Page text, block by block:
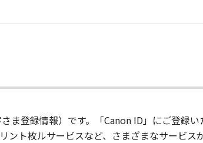
ま登録情報）です。「Canon ID」にご登録い
ント枚ルサービスなど、さまざまなサービス